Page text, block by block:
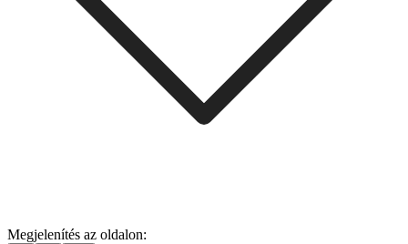
Megjelenítés az oldalon: